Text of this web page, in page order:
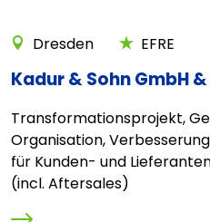
Dresden EFRE
Kadur & Sohn GmbH &
Transformationsprojekt,
Organisation,
für Kunden- und
(incl. Aftersales)